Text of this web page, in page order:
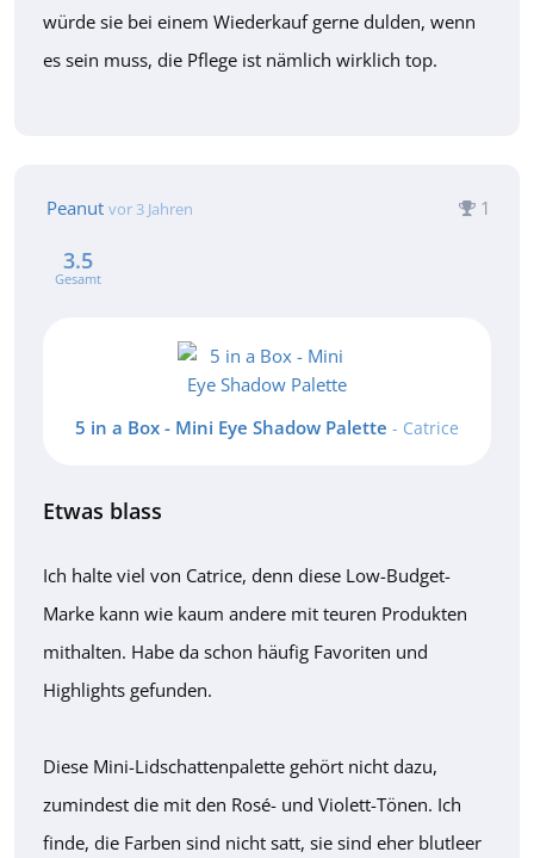
würde sie bei einem Wiederkauf gerne dulden, wenn
es sein muss, die Pflege ist nämlich wirklich top.
Peanut vor 3 Jahren 1
3.5
Gesamt
5 in a Box - Mini Eye Shadow Palette - Catrice
Etwas blass
Ich halte viel von Catrice, denn diese Low-Budget-
Marke kann wie kaum andere mit teuren Produkten
mithalten. Habe da schon häufig Favoriten und
Highlights gefunden.
Diese Mini-Lidschattenpalette gehört nicht dazu,
zumindest die mit den Rosé- und Violett-Tönen. Ich
finde, die Farben sind nicht satt, sie sind eher blutleer